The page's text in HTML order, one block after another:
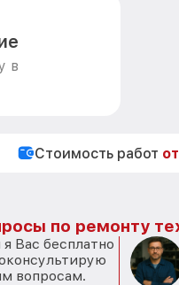
в
Стоимость работ
по ремонту
Вас бесплатно
вопросам.